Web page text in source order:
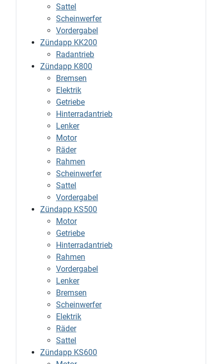
Sattel
Scheinwerfer
Vordergabel
Zündapp KK200
Radantrieb
Zündapp K800
Bremsen
Elektrik
Getriebe
Hinterradantrieb
Lenker
Motor
Räder
Rahmen
Scheinwerfer
Sattel
Vordergabel
Zündapp KS500
Motor
Getriebe
Hinterradantrieb
Rahmen
Vordergabel
Lenker
Bremsen
Scheinwerfer
Elektrik
Räder
Sattel
Zündapp KS600